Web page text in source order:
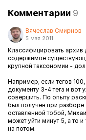
Комментарии 9
Вячеслав Смирнов
5 мая 2011
Классифицировать архив
содержимое
крупной таксономии -
Например, если тегов
документу 3-4 тега и вот
совершить. По опыту
был получен при разборе
оставленной тобой,
может уйти минут 5, а то и
на потом.